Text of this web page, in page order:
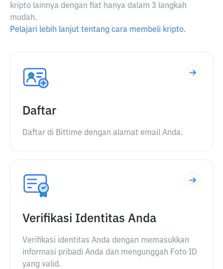
kripto lainnya dengan fiat hanya dalam 3 langkah
mudah.
Pelajari lebih lanjut tentang cara membeli kripto.
Daftar
Daftar di Bittime dengan alamat email Anda.
Verifikasi Identitas Anda
Verifikasi identitas Anda dengan memasukkan
informasi pribadi Anda dan mengunggah Foto ID
yang valid.